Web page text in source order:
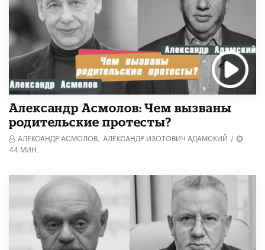
Александр Асмолов: Чем вызваны
родительские протесты?
АЛЕКСАНДР АСМОЛОВ, АЛЕКСАНДР ИЗОТОВИЧ АДАМСКИЙ /
44 МИН.